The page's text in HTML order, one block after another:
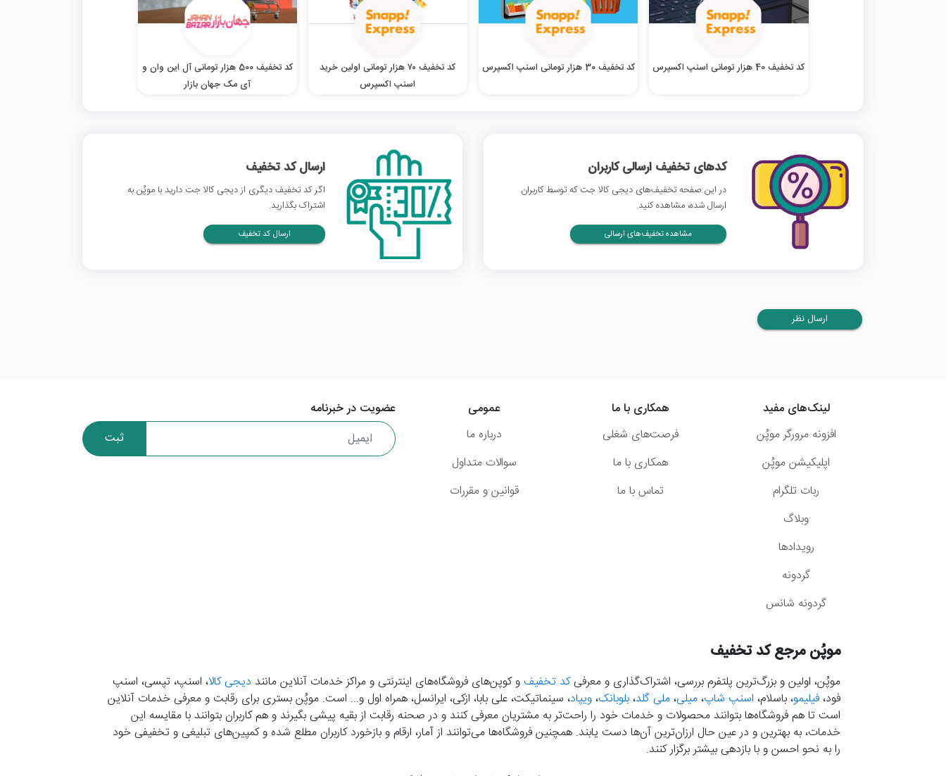
کد تخفیف 40 هزار تومانی اسنپ اکسپرس کد تخفیف 30 هزار تومانی اسنپ اکسپرس
کد تخفیف ۷۰ هزار تومانی اولین خرید
اسنپ اکسپرس
کد تخفیف 500 هزار تومانی آل این وان و
آی مک جهان بازار
کدهای تخفیف ارسالی کاربران
در این صفحه تخفیف‌های دیجی کالا جت که توسط کاربران
ارسال شده، مشاهده کنید.
مشاهده تخفیف‌های ارسالی
ارسال کد تخفیف
اگر کد تخفیف دیگری از دیجی کالا جت دارید با موپُن به
اشتراک بگذارید.
ارسال کد تخفیف
ارسال نظر
عضویت در خبرنامه
ثبت
لینک‌های مفید
افزونه مرورگر موپُن
اپلیکیشن موپُن
ربات تلگرام
وبلاگ
رویدادها
گردونه
گردونه شانس
همکاری با ما
فرصت‌های شغلی
همکاری با ما
تماس با ما
عمومی
درباره ما
سوالات متداول
قوانین و مقررات
موپُن مرجع کد تخفیف
موپُن، اولین و بزرگ‌ترین پلتفرم بررسی، اشتراک‌گذاری و معرفیکد تخفیفو کوپن‌های فروشگاه‌های اینترنتی و مراکز خدمات آنلاین مانند دیجی کالا، اسنپ، تپسی، اسنپ
فود، فیلیمو، باسلام، اسنپ شاپ، میلی، ملی گلد، بلوبانک، ویپاد، سینماتیکت، علی بابا، ازکی، ایرانسل، همراه اول و... است. موپُن بستری برای رقابت و معرفی خدمات آنلاین
است تا هم فروشگاه‌ها بتوانند محصولات و خدمات خود را راحت‌تر به مشتریان معرفی کنند و در صحنه رقابت از بقیه پیشی بگیرند و هم کاربران بتوانند با مقایسه این
خدمات، به بهترین و در عین حال ارزان‌ترین آن‌ها دست‌ یابند. همچنین فروشگاه‌ها می‌توانند از آمار، ارقام و بازخورد کاربران مطلع شده و کمپین‌های تبلیغی و تخفیفی خود
را به نحو احسن و با بازدهی بیشتر برگزار کنند.